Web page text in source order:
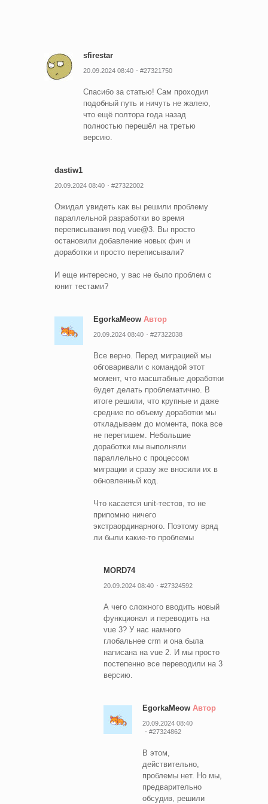
sfirestar
20.09.2024 08:40 #27321750
Спасибо за статью! Сам проходил
подобный путь и ничуть не жалею,
что ещё полтора года назад
полностью перешёл на третью
версию.
dastiw1
20.09.2024 08:40 #27322002
Ожидал увидеть как вы решили проблему
параллельной разработки во время
переписывания под vue@3. Вы просто
остановили добавление новых фич и
доработки и просто переписывали?
И еще интересно, у вас не было проблем с
юнит тестами?
EgorkaMeow Автор
20.09.2024 08:40 #27322038
Все верно. Перед миграцией мы
обговаривали с командой этот
момент, что масштабные доработки
будет делать проблематично. В
итоге решили, что крупные и даже
средние по объему доработки мы
откладываем до момента, пока все
не перепишем. Небольшие
доработки мы выполняли
параллельно с процессом
миграции и сразу же вносили их в
обновленный код.
Что касается unit-тестов, то не
припомню ничего
экстраординарного. Поэтому вряд
ли были какие-то проблемы
MORD74
20.09.2024 08:40 #27324592
А чего сложного вводить новый
функционал и переводить на
vue 3? У нас намного
глобальнее crm и она была
написана на vue 2. И мы просто
постепенно все переводили на 3
версию.
EgorkaMeow Автор
20.09.2024 08:40
#27324862
В этом,
действительно,
проблемы нет. Но мы,
предварительно
обсудив, решили